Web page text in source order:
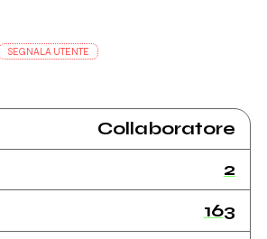
SEGNALA UTENTE
Collaboratore
2
163